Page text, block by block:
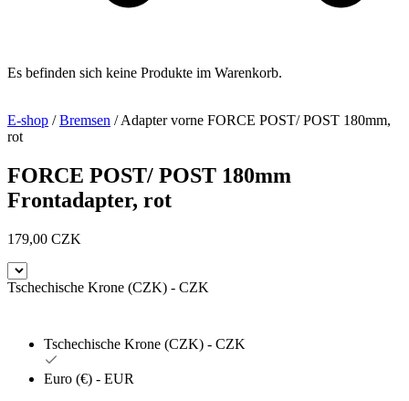
Es befinden sich keine Produkte im Warenkorb.
E-shop /Bremsen / Adapter vorne FORCE POST/ POST 180mm,
rot
FORCE POST/ POST 180mm
Frontadapter, rot
179,00 CZK
Tschechische Krone (CZK) - CZK
Tschechische Krone (CZK) - CZK
Euro (€) - EUR